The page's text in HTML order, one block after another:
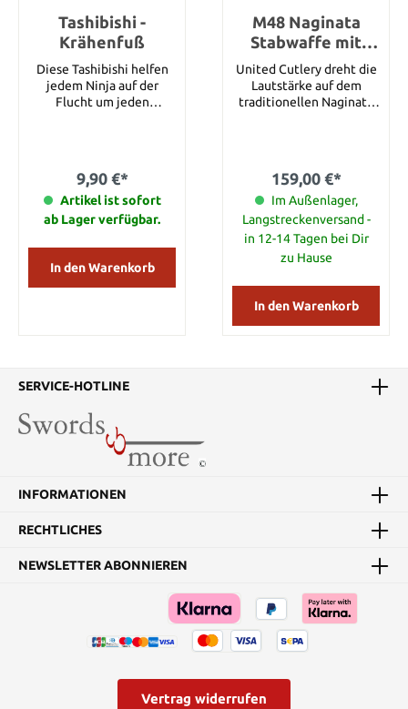
Tashibishi -
Krähenfuß
Diese Tashibishi helfen
jedem Ninja auf der
Flucht um jeden
zeigt. Wird versendet im
10er Pack.
9,90 €*
Artikel ist sofort
ab Lager verfügbar.
In den Warenkorb
M48 Naginata
Stabwaffe mit
Scheide
United Cutlery dreht die
Lautstärke auf dem
traditionellen Naginata
Interpretation fügt eine
taktische Tiefe an die
sagenumwobenen
Naginata hinzu, und
kommt mit einer
massiven, 25,4 cm langen
2Cr13 Edelstahl, das mit
einer nicht
Anwendungsmöglichkeit
M48 Naginata besonders
effektiv für Stoß- und
Hiebmanöver und bei
einer Gesamtlänge von
Details: 2Cr13 Edelstahl
159,00 €*
Im Außenlager,
Langstreckenversand -
in 12-14 Tagen bei Dir
zu Hause
In den Warenkorb
SERVICE-HOTLINE
INFORMATIONEN
RECHTLICHES
NEWSLETTER ABONNIEREN
Vertrag widerrufen